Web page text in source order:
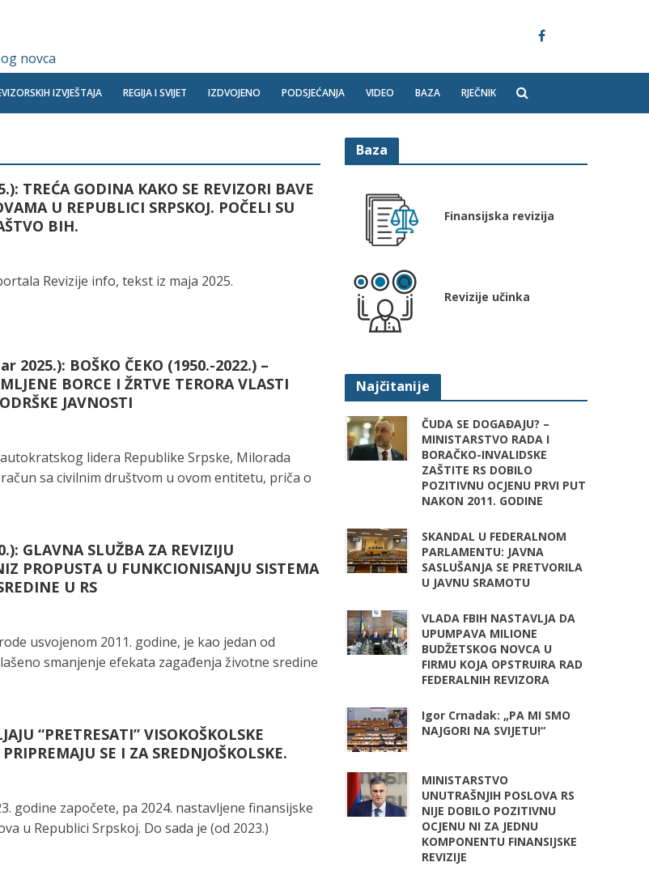
novca
IZVJEŠTAJA REGIJA I SVIJET IZDVOJENO PODSJEĆANJA VIDEO BAZA RJEČNIK
TREĆA GODINA KAKO SE REVIZORI BAVE
U REPUBLICI SRPSKOJ. POČELI SU
BIH.
Revizije info, tekst iz maja 2025.
2025.): BOŠKO ČEKO (1950.-2022.) –
BORCE I ŽRTVE TERORA VLASTI
JAVNOSTI
lidera Republike Srpske, Milorada
sa civilnim društvom u ovom entitetu, priča o
GLAVNA SLUŽBA ZA REVIZIJU
PROPUSTA U FUNKCIONISANJU SISTEMA
U RS
usvojenom 2011. godine, je kao jedan od
smanjenje efekata zagađenja životne sredine
“PRETRESATI” VISOKOŠKOLSKE
SE I ZA SREDNJOŠKOLSKE.
godine započete, pa 2024. nastavljene finansijske
u Republici Srpskoj. Do sada je (od 2023.)
Baza
Finansijska revizija
Revizije učinka
Najčitanije
ČUDA SE DOGAĐAJU? –
MINISTARSTVO RADA I
BORAČKO-INVALIDSKE
ZAŠTITE RS DOBILO
POZITIVNU OCJENU PRVI PUT
NAKON 2011. GODINE
SKANDAL U FEDERALNOM
PARLAMENTU: JAVNA
SASLUŠANJA SE PRETVORILA
U JAVNU SRAMOTU
VLADA FBIH NASTAVLJA DA
UPUMPAVA MILIONE
BUDŽETSKOG NOVCA U
FIRMU KOJA OPSTRUIRA RAD
FEDERALNIH REVIZORA
Igor Crnadak: „PA MI SMO
NAJGORI NA SVIJETU!“
MINISTARSTVO
UNUTRAŠNJIH POSLOVA RS
NIJE DOBILO POZITIVNU
OCJENU NI ZA JEDNU
KOMPONENTU FINANSIJSKE
REVIZIJE